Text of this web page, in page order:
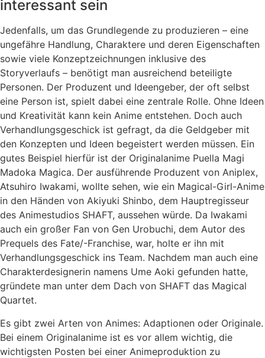
interessant sein
Jedenfalls, um das Grundlegende zu produzieren – eine
ungefähre Handlung, Charaktere und deren Eigenschaften
sowie viele Konzeptzeichnungen inklusive des
Storyverlaufs – benötigt man ausreichend beteiligte
Personen. Der Produzent und Ideengeber, der oft selbst
eine Person ist, spielt dabei eine zentrale Rolle. Ohne Ideen
und Kreativität kann kein Anime entstehen. Doch auch
Verhandlungsgeschick ist gefragt, da die Geldgeber mit
den Konzepten und Ideen begeistert werden müssen. Ein
gutes Beispiel hierfür ist der Originalanime Puella Magi
Madoka Magica. Der ausführende Produzent von Aniplex,
Atsuhiro Iwakami, wollte sehen, wie ein Magical-Girl-Anime
in den Händen von Akiyuki Shinbo, dem Hauptregisseur
des Animestudios SHAFT, aussehen würde. Da Iwakami
auch ein großer Fan von Gen Urobuchi, dem Autor des
Prequels des Fate/-Franchise, war, holte er ihn mit
Verhandlungsgeschick ins Team. Nachdem man auch eine
Charakterdesignerin namens Ume Aoki gefunden hatte,
gründete man unter dem Dach von SHAFT das Magical
Quartet.
Es gibt zwei Arten von Animes: Adaptionen oder Originale.
Bei einem Originalanime ist es vor allem wichtig, die
wichtigsten Posten bei einer Animeproduktion zu